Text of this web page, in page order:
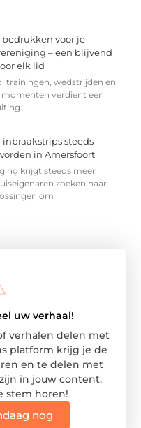
bedrukken voor je
– een blijvend
elk lid
trainingen, wedstrijden en
verdient een
steeds
in Amersfoort
krijgt steeds meer
zoeken naar
om
uw verhaal!
verhalen delen met
platform krijg je de
en te delen met
in jouw content.
stem horen!
nog